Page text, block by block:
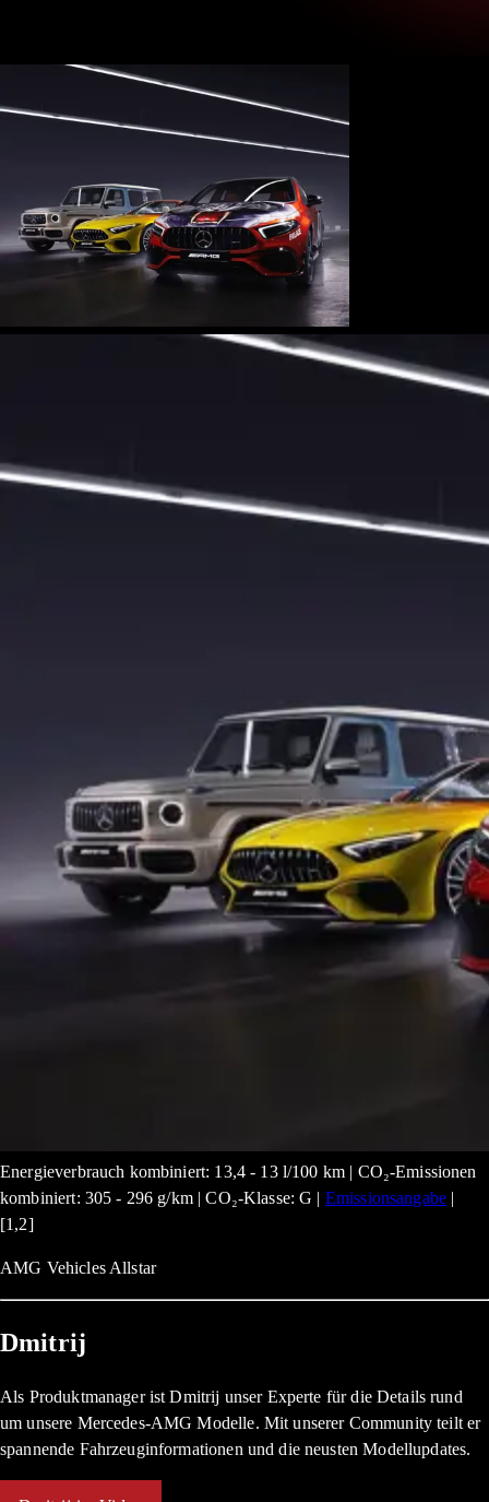
Energieverbrauch kombiniert: 13,4 - 13 l/100 km | CO₂-Emissionen
kombiniert: 305 - 296 g/km | CO₂-Klasse: G | Emissionsangabe |
[1,2]
AMG Vehicles Allstar
Dmitrij
Als Produktmanager ist Dmitrij unser Experte für die Details rund
um unsere Mercedes-AMG Modelle. Mit unserer Community teilt er
spannende Fahrzeuginformationen und die neusten Modellupdates.